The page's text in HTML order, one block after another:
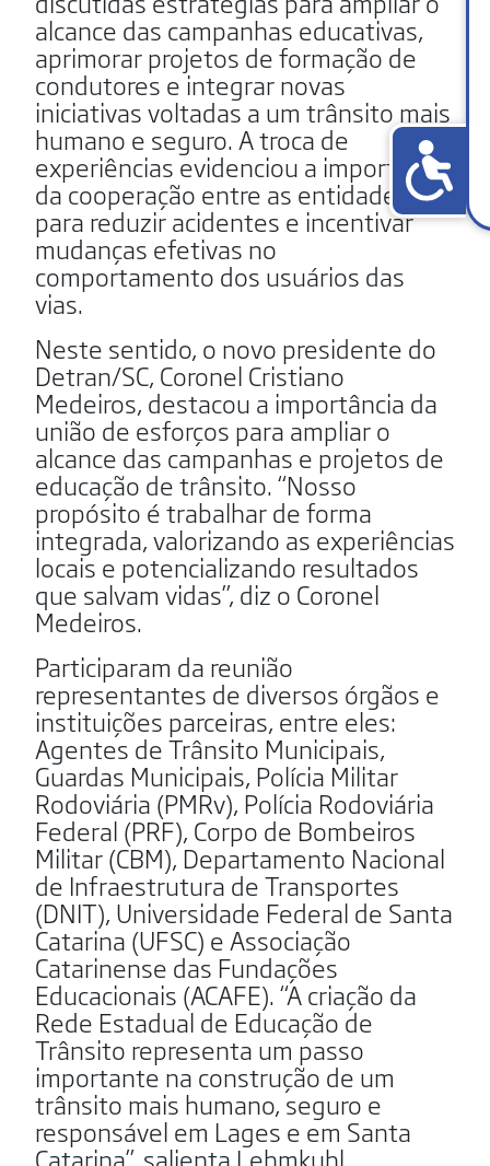
alcance das campanhas educativas,
aprimorar projetos de formação de
condutores e integrar novas
iniciativas voltadas a um trânsito mais
humano e seguro. A troca de
experiências evidenciou a importância
da cooperação entre as entidades
para reduzir acidentes e incentivar
mudanças efetivas no
comportamento dos usuários das
vias.
Neste sentido, o novo presidente do
Detran/SC, Coronel Cristiano
Medeiros, destacou a importância da
união de esforços para ampliar o
alcance das campanhas e projetos de
educação de trânsito. “Nosso
propósito é trabalhar de forma
integrada, valorizando as experiências
locais e potencializando resultados
que salvam vidas”, diz o Coronel
Medeiros.
Participaram da reunião
representantes de diversos órgãos e
instituições parceiras, entre eles:
Agentes de Trânsito Municipais,
Guardas Municipais, Polícia Militar
Rodoviária (PMRv), Polícia Rodoviária
Federal (PRF), Corpo de Bombeiros
Militar (CBM), Departamento Nacional
de Infraestrutura de Transportes
(DNIT), Universidade Federal de Santa
Catarina (UFSC) e Associação
Catarinense das Fundações
Educacionais (ACAFE). “A criação da
Rede Estadual de Educação de
Trânsito representa um passo
importante na construção de um
trânsito mais humano, seguro e
responsável em Lages e em Santa